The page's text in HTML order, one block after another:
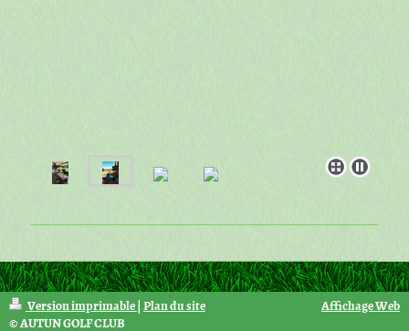
Version imprimable|Plan du site
© AUTUN GOLF CLUB
Affichage Web